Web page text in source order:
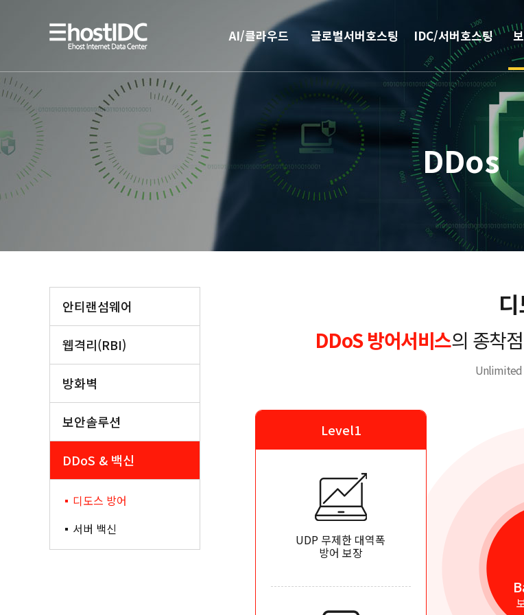
AI/클라우드
AI 인프라
AI 전용 서버호스팅
글로벌서버호스팅
해외
IDC/서버호스팅
코로케이션
서버호스팅
CN2 중국회선
서버 매니지먼트
IPFS 구축
L4 로드밸런싱
안
DDos
안티랜섬웨어
웹격리(RBI)
방화벽
보안솔루션
DDoS & 백신
디도스 방어
서버 백신
DDoS 방어서비스의 종착
Unlimited
Level1
UDP 무제한 대역폭
방어 보장